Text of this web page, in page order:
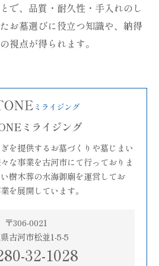
で、品質・耐久性・手入れのし
お墓選びに役立つ知識や、納得
視点が得られます。
ミライジング
を提供するお墓づくりや墓じまい
な事業を古河市にて行っておりま
樹木葬の水海御廟を運営してお
を展開しています。
〒306-0021
古河市松並1-5-5
32-1028